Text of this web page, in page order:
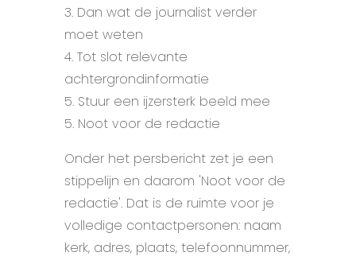
3. Dan wat de journalist verder
moet weten
4. Tot slot relevante
achtergrondinformatie
5. Stuur een ijzersterk beeld mee
5. Noot voor de redactie
Onder het persbericht zet je een
stippelijn en daarom 'Noot voor de
redactie'. Dat is de ruimte voor je
volledige contactpersonen: naam
kerk, adres, plaats, telefoonnummer,